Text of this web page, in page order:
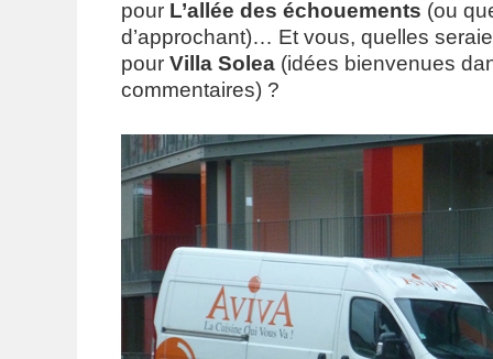
pour L’allée des échouements (ou
d’approchant)… Et vous, quelles
pour Villa Solea (idées bienvenues
commentaires) ?